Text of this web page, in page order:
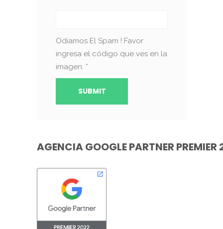
Odiamos El Spam ! Favor
ingresa el código que ves en la
imagen. *
AGENCIA GOOGLE PARTNER PREMIER